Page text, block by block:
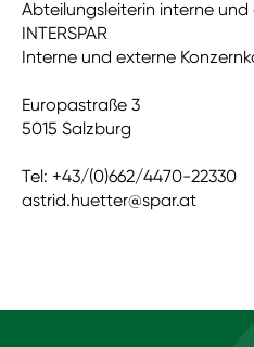
Abteilungsleiterin interne
INTERSPAR
Interne und externe
Europastraße 3
5015 Salzburg
Tel: +43/(0)662/4470-22330
astrid.huetter@spar.at